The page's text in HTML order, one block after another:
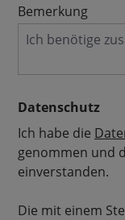
Bemerkung
Datenschutz
Ich habe die
genommen und
einverstanden.
Die mit einem